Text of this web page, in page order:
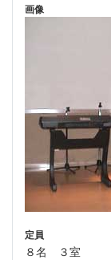
画像
定員
８名 ３室